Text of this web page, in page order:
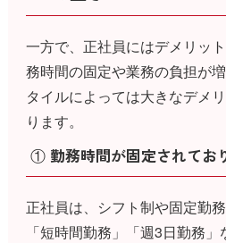
一方で、正社員にはデメリッ
務時間の固定や業務の負担が
タイルによっては大きなデメ
ります。
① 勤務時間が固定されてお
正社員は、シフト制や固定勤
「短時間勤務」「週3日勤務